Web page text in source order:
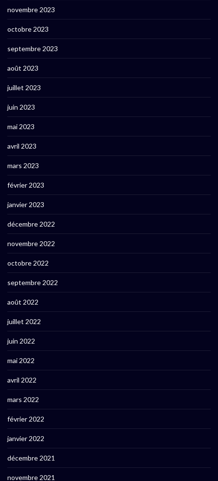
novembre 2023
octobre 2023
septembre 2023
août 2023
juillet 2023
juin 2023
mai 2023
avril 2023
mars 2023
février 2023
janvier 2023
décembre 2022
novembre 2022
octobre 2022
septembre 2022
août 2022
juillet 2022
juin 2022
mai 2022
avril 2022
mars 2022
février 2022
janvier 2022
décembre 2021
novembre 2021